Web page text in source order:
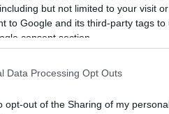
but not limited to your visit
to Google and its third-party tags
consent section.
Data Processing Opt Outs
opt-out of the Sharing of my